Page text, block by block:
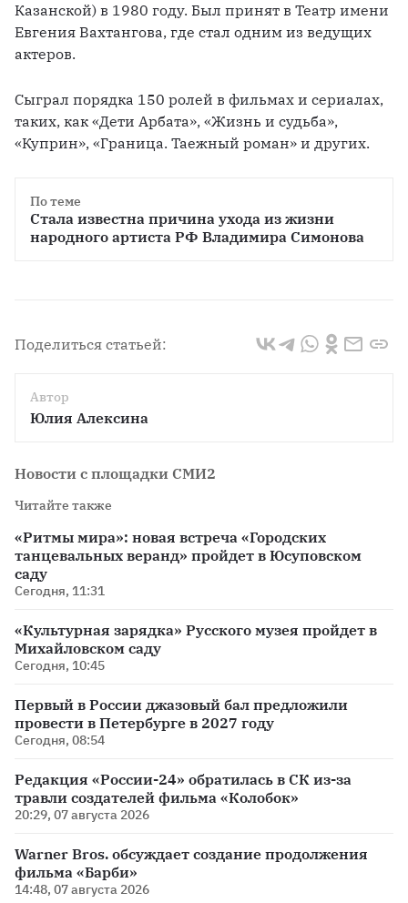
Казанской) в 1980 году. Был принят в Театр имени
Евгения Вахтангова, где стал одним из ведущих
актеров.
Сыграл порядка 150 ролей в фильмах и сериалах,
таких, как «Дети Арбата», «Жизнь и судьба»,
«Куприн», «Граница. Таежный роман» и других.
По теме
Стала известна причина ухода из жизни
Поделиться статьей:
Автор
Юлия Алексина
Новости с площадки СМИ2
Читайте также
«Ритмы мира»: новая встреча «Городских
танцевальных веранд» пройдет в Юсуповском
саду
Сегодня, 11:31
«Культурная зарядка» Русского музея пройдет в
Михайловском саду
Сегодня, 10:45
Первый в России джазовый бал предложили
провести в Петербурге в 2027 году
Сегодня, 08:54
Редакция «России-24» обратилась в СК из-за
травли создателей фильма «Колобок»
20:29, 07 августа 2026
Warner Bros. обсуждает создание продолжения
фильма «Барби»
14:48, 07 августа 2026